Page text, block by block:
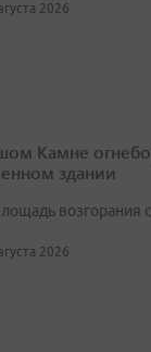
2026
Камне
здании
возгорания
2026